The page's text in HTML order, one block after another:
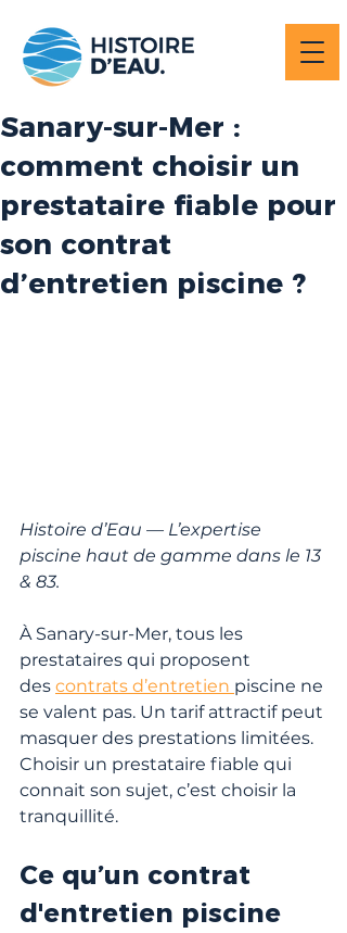
Sanary-sur-Mer :
comment choisir un
prestataire fiable pour
son contrat
d’entretien piscine ?
Histoire d’Eau — L’expertise
piscine haut de gamme dans le 13
& 83.
À Sanary-sur-Mer, tous les
prestataires qui proposent
des contrats d’entretien piscine ne
se valent pas. Un tarif attractif peut
masquer des prestations limitées.
Choisir un prestataire fiable qui
connait son sujet, c’est choisir la
tranquillité.
Ce qu’un contrat
d'entretien piscine